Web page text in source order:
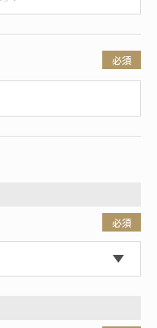
必須
必須